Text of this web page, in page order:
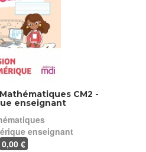
CM2 -
enseignant
enseignant
0,00 €